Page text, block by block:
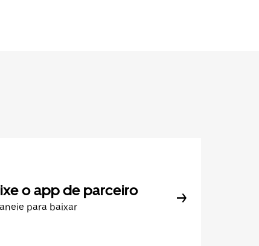
o app de parceiro
para baixar